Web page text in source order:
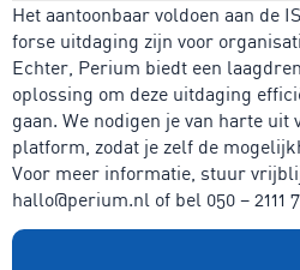
Het aantoonbaar voldoen aan de
forse uitdaging zijn voor
Echter, Perium biedt een
oplossing om deze uitdaging
gaan. We nodigen je van harte uit
platform, zodat je zelf de
Voor meer informatie, stuur
hallo@perium.nl of bel 050 – 2111